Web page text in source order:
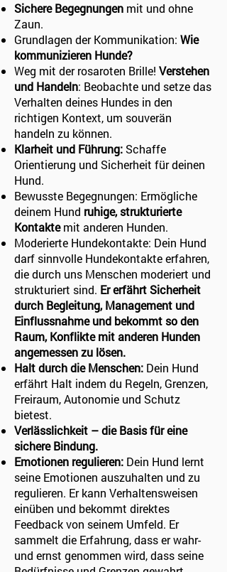
Sichere Begegnungen mit und ohne
Zaun.
Grundlagen der Kommunikation: Wie
kommunizieren Hunde?
Weg mit der rosaroten Brille! Verstehen
und Handeln: Beobachte und setze das
Verhalten deines Hundes in den
richtigen Kontext, um souverän
handeln zu können.
Klarheit und Führung: Schaffe
Orientierung und Sicherheit für deinen
Hund.
Bewusste Begegnungen: Ermögliche
deinem Hund ruhige, strukturierte
Kontaktemit anderen Hunden.
Moderierte Hundekontakte: Dein Hund
darf sinnvolle Hundekontakte erfahren,
die durch uns Menschen moderiert und
strukturiert sind. Er erfährt Sicherheit
durch Begleitung, Management und
Einflussnahme und bekommt so den
Raum, Konflikte mit anderen Hunden
angemessen zu lösen.
Halt durch die Menschen: Dein Hund
erfährt Halt indem du Regeln, Grenzen,
Freiraum, Autonomie und Schutz
bietest.
Verlässlichkeit – die Basis für eine
sichere Bindung.
Emotionen regulieren: Dein Hund lernt
seine Emotionen auszuhalten und zu
regulieren. Er kann Verhaltensweisen
einüben und bekommt direktes
Feedback von seinem Umfeld. Er
sammelt die Erfahrung, dass er wahr-
und ernst genommen wird, dass seine